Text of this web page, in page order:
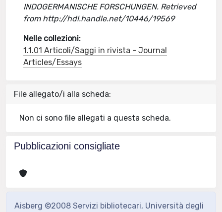
INDOGERMANISCHE FORSCHUNGEN. Retrieved
from http://hdl.handle.net/10446/19569
Nelle collezioni:
1.1.01 Articoli/Saggi in rivista - Journal
Articles/Essays
File allegato/i alla scheda:
Non ci sono file allegati a questa scheda.
Pubblicazioni consigliate
Aisberg ©2008 Servizi bibliotecari, Università degli